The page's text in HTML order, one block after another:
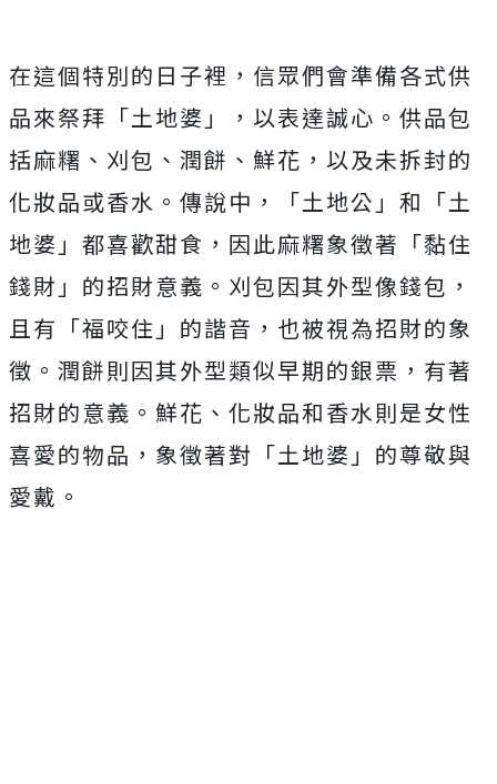
在這個特別的日子裡，信眾們會準備各式供
品來祭拜「土地婆」，以表達誠心。供品包
括麻糬、刈包、潤餅、鮮花，以及未拆封的
化妝品或香水。傳說中，「土地公」和「土
地婆」都喜歡甜食，因此麻糬象徵著「黏住
錢財」的招財意義。刈包因其外型像錢包，
且有「福咬住」的諧音，也被視為招財的象
徵。潤餅則因其外型類似早期的銀票，有著
招財的意義。鮮花、化妝品和香水則是女性
喜愛的物品，象徵著對「土地婆」的尊敬與
愛戴。